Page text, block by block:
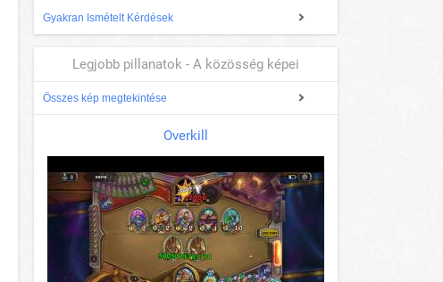
Gyakran Ismételt Kérdések
Legjobb pillanatok - A közösség képei
Összes kép megtekintése
Overkill